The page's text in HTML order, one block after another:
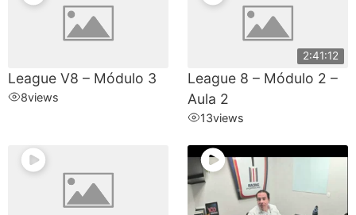
League V8 – Módulo 3
8views
2:41:12
League 8 – Módulo 2 –
Aula 2
13views